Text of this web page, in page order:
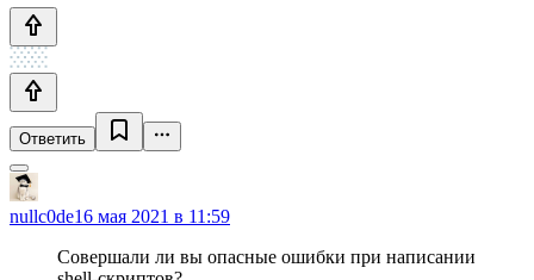
Ответить
nullc0de16 мая 2021 в 11:59
Совершали ли вы опасные ошибки при написании